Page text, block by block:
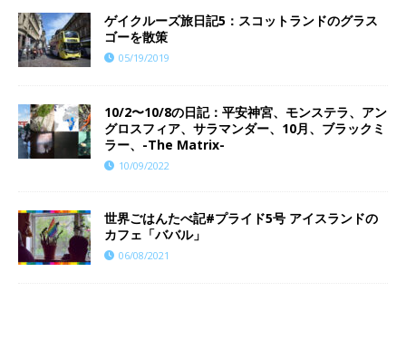
ゲイクルーズ旅日記5：スコットランドのグラス
ゴーを散策
05/19/2019
10/2〜10/8の日記：平安神宮、モンステラ、アン
グロスフィア、サラマンダー、10月、ブラックミ
ラー、-The Matrix-
10/09/2022
世界ごはんたべ記#プライド5号 アイスランドの
カフェ「ババル」
06/08/2021